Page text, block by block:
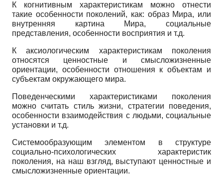
К когнитивным характеристикам можно отнести
такие особенности поколений, как: образ Мира, или
внутренняя картина Мира, социальные
представления, особенности восприятия и т.д.
К аксиологическим характеристикам поколения
относятся ценностные и смысложизненные
ориентации, особенности отношения к объектам и
субъектам окружающего мира.
Поведенческими характеристиками поколения
можно считать стиль жизни, стратегии поведения,
особенности взаимодействия с людьми, социальные
установки и т.д.
Системообразующим элементом в структуре
социально-психологических характеристик
поколения, на наш взгляд, выступают ценностные и
смыс­ложизненные ориентации.